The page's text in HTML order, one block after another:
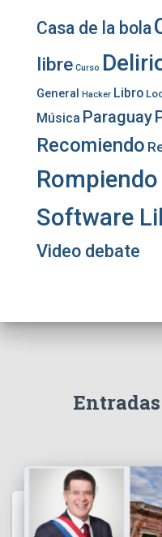
Casa de la bola
libre Curso
General Hacker Libro
Música Paraguay
Recomiendo
Software
Video debate